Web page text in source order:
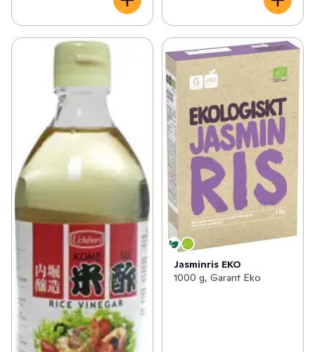
Jasminris EKO
1000 g, Garant Eko